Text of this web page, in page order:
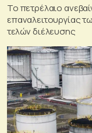
Το πετρέλαιο
επαναλειτουργίας
τελών διέλευσης